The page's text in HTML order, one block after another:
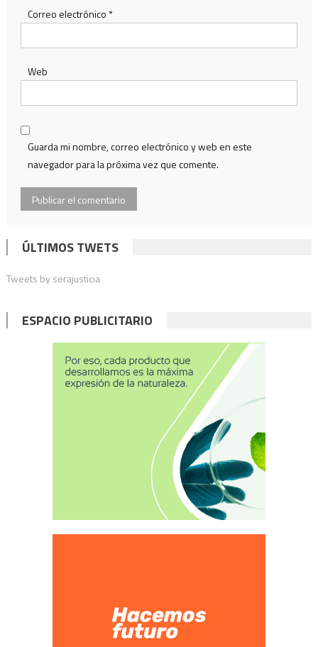
Correo electrónico *
Web
Guarda mi nombre, correo electrónico y web en este
navegador para la próxima vez que comente.
ÚLTIMOS TWETS
Tweets by serajusticia
ESPACIO PUBLICITARIO